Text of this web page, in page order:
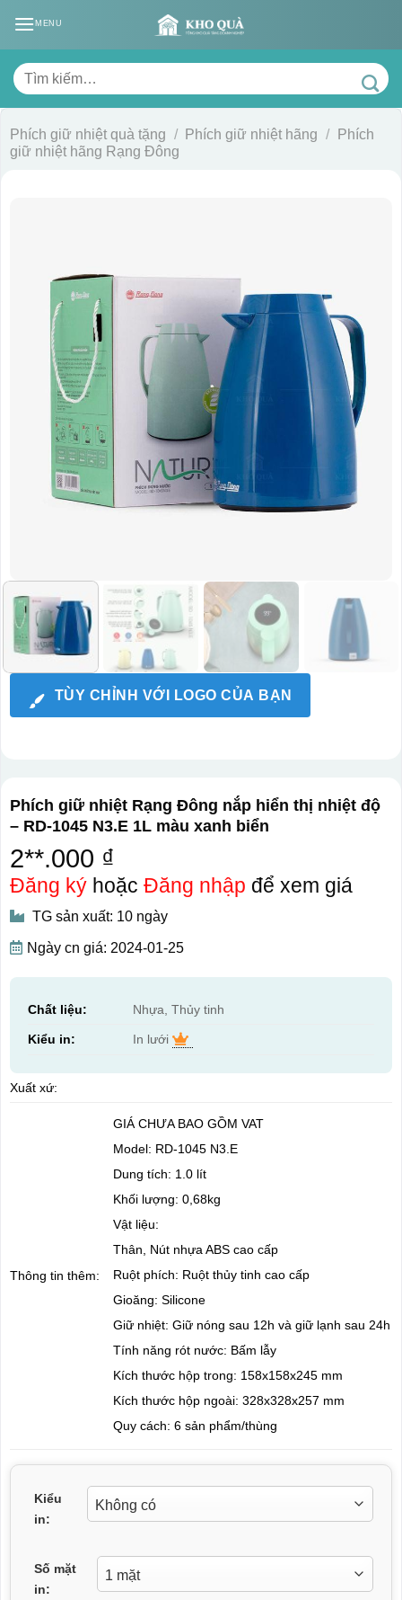
MENU
Tìm
kiếm:
Phích giữ nhiệt quà tặng / Phích giữ nhiệt hãng /
Phích
giữ nhiệt hãng Rạng Đông
TÙY CHỈNH VỚI LOGO CỦA BẠN
Phích giữ nhiệt Rạng Đông nắp hiển thị nhiệt độ
– RD-1045 N3.E 1L màu xanh biển
2**.000 ₫
Đăng kýhoặc Đăng nhập để xem giá
TG sản xuất: 10 ngày
Ngày cn giá: 2024-01-25
Chất liệu: Nhựa, Thủy tinh
Kiểu in: In lưới
Xuất xứ:
Thông tin thêm:
GIÁ CHƯA BAO GỒM VAT
Model: RD-1045 N3.E
Dung tích: 1.0 lít
Khối lượng: 0,68kg
Vật liệu:
Thân, Nút nhựa ABS cao cấp
Ruột phích: Ruột thủy tinh cao cấp
Gioăng: Silicone
Giữ nhiệt: Giữ nóng sau 12h và giữ lạnh sau 24h
Tính năng rót nước: Bấm lẫy
Kích thước hộp trong: 158x158x245 mm
Kích thước hộp ngoài: 328x328x257 mm
Quy cách: 6 sản phẩm/thùng
Kiểu
in:
Số mặt
in: